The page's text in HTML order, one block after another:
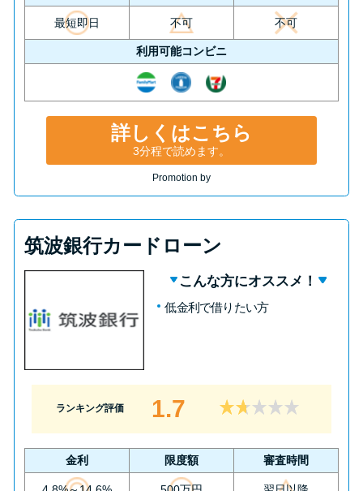
最短即日 不可 不可
利用可能コンビニ
詳しくはこちら
3分程で読めます。
Promotion by
筑波銀行カードローン
こんな方にオススメ！
低金利で借りたい方
ランキング評価 1.7
金利 限度額 審査時間